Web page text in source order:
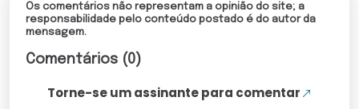
Os comentários não representam a opinião do site; a
responsabilidade pelo conteúdo postado é do autor da
mensagem.
Comentários (0)
Torne-se um assinante para comentar